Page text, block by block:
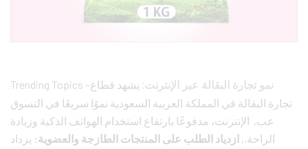
Trending Topics – نمو تجارة البقالة عبر الإنترنت: يشهد قطاع
تجارة البقالة في المملكة العربية السعودية نموًا سريعًا في التسوق
عب, الإنترنت، مدفوعًا بارتفاع استخدام الهواتف الذكية وزيادة
الراحة., ازدياد الطلب على المنتجات الطازجة والعضوية: يزداد